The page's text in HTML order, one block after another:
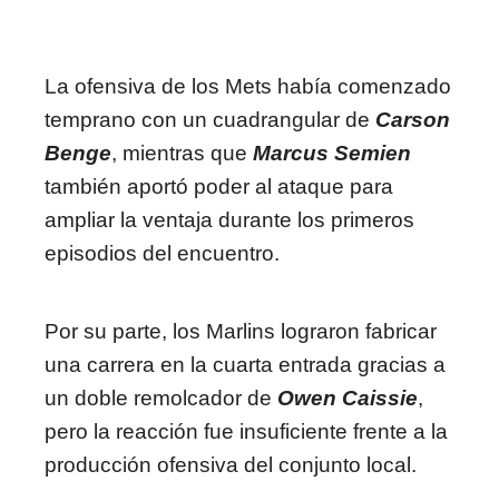
La ofensiva de los Mets había comenzado
temprano con un cuadrangular de Carson
Benge, mientras que Marcus Semien
también aportó poder al ataque para
ampliar la ventaja durante los primeros
episodios del encuentro.
Por su parte, los Marlins lograron fabricar
una carrera en la cuarta entrada gracias a
un doble remolcador de Owen Caissie,
pero la reacción fue insuficiente frente a la
producción ofensiva del conjunto local.